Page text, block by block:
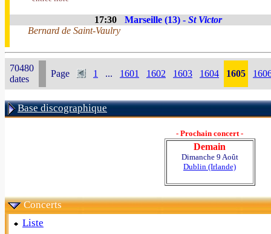
17:30 Marseille (13) - St Victor
Bernard de Saint-Vaulry
70480
dates
Page 1 ... 1601 1602 1603 1604 1605
Base discographique
- Prochain concert -
Demain
Dimanche 9 Août
Dublin (Irlande)
Concerts
Liste